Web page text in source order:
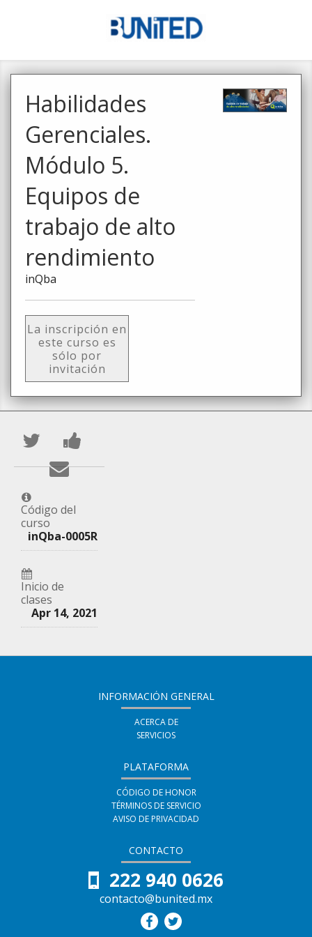
Habilidades
Gerenciales.
Módulo 5.
Equipos de
trabajo de alto
rendimiento
inQba
La inscripción en
este curso es
sólo por
invitación
Publica
en
Twitter
que
te
has
inscrito
en
este
un
Facebook,
para
te
en
Envía
correo
a
tus
indicando
que
te
registrado
Código del
curso
inQba-0005R
Inicio de
clases
Apr 14, 2021
INFORMACIÓN GENERAL
ACERCA DE
SERVICIOS
PLATAFORMA
CÓDIGO DE HONOR
TÉRMINOS DE SERVICIO
AVISO DE PRIVACIDAD
CONTACTO
222 940 0626
contacto@bunited.mx